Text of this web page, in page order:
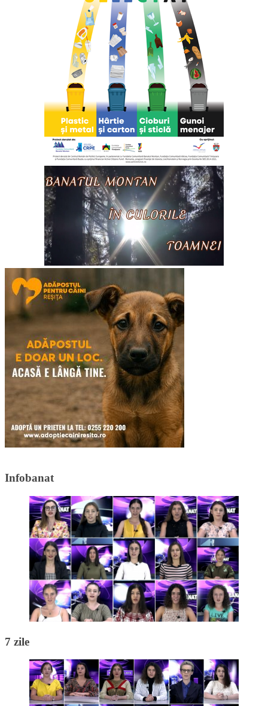
Infobanat
7 zile